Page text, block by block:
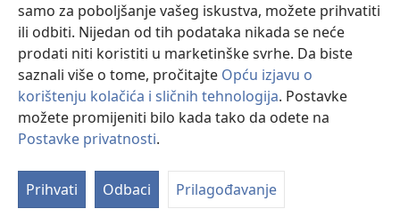
samo za poboljšanje vašeg iskustva, možete prihvatiti
ili odbiti. Nijedan od tih podataka nikada se neće
prodati niti koristiti u marketinške svrhe. Da biste
saznali više o tome, pročitajte Opću izjavu o
korištenju kolačića i sličnih tehnologija. Postavke
možete promijeniti bilo kada tako da odete na
Postavke privatnosti.
Prihvati Odbaci Prilagođavanje
Watchtower Library
Copyright© 2026 Watch Tower Bible and Tract Society of Pennsylvania.
UVJETI KORIŠTENJA|